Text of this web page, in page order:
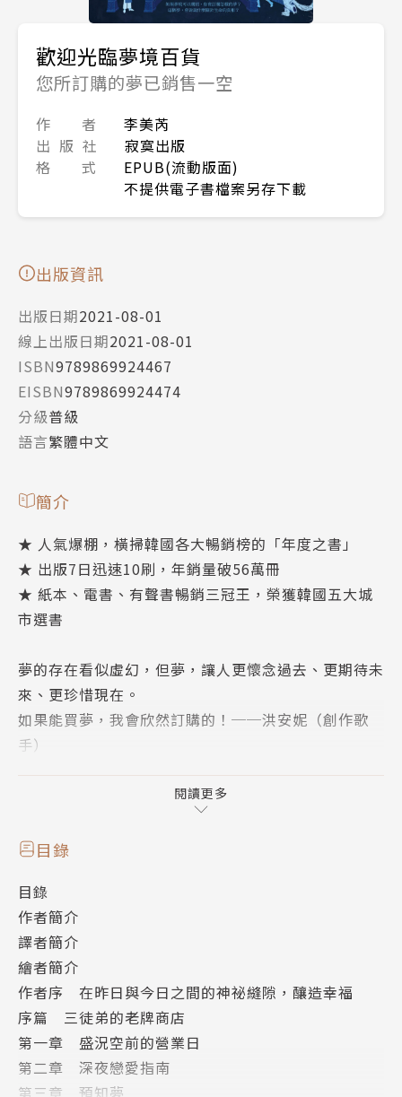
歡迎光臨夢境百貨
您所訂購的夢已銷售一空
作 者
李美芮
出 版 社
寂寞出版
格 式
EPUB(流動版面)
不提供電子書檔案另存下載
出版資訊
出版日期2021-08-01
線上出版日期2021-08-01
ISBN9789869924467
EISBN9789869924474
分級普級
語言繁體中文
簡介
★ 人氣爆棚，橫掃韓國各大暢銷榜的「年度之書」
★ 出版7日迅速10刷，年銷量破56萬冊
★ 紙本、電書、有聲書暢銷三冠王，榮獲韓國五大城
市選書
夢的存在看似虛幻，但夢，讓人更懷念過去、更期待未
來、更珍惜現在。
如果能買夢，我會欣然訂購的！──洪安妮（創作歌
手）
在這個地方，天天有著因夢而觸發的祕密，以及感動人
各樣夢境應有盡有的「達樂古特夢境百貨」──
客人們入睡後，進入了最受歡迎的「達樂古特夢境百
貨」，挑選陳列在眼前的各色夢境：想再次相見的人、
期待前往的地方、害怕又想突破的事物，以及超乎想
像、上天下海的瑰麗夢境……每一層樓都提供別出心裁
的夢。這棟五層樓的百貨門庭若市，有睡長覺的客人，
也有短暫睡個午覺的人類和動物。
閱讀更多
目錄
目錄
作者簡介
譯者簡介
繪者簡介
作者序 在昨日與今日之間的神祕縫隙，釀造幸福
序篇 三徒弟的老牌商店
第一章 盛況空前的營業日
第二章 深夜戀愛指南
第三章 預知夢